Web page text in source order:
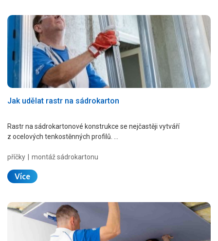
Jak udělat rastr na sádrokarton
Rastr na sádrokartonové konstrukce se nejčastěji vytváří
z ocelových tenkostěnných profilů. …
příčky montáž sádrokartonu
Více